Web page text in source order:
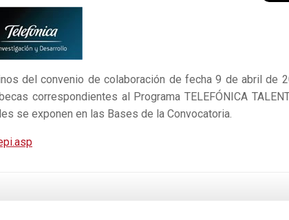
del convenio de colaboración de fecha 9 de abril de
correspondientes al Programa TELEFÓNICA
se exponen en las Bases de la Convocatoria.